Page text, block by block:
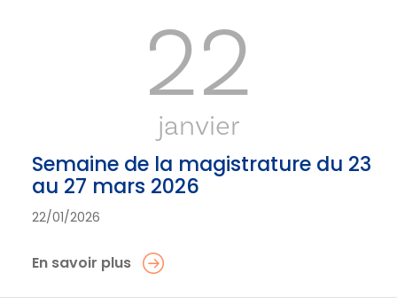
22
janvier
Semaine de la magistrature du 23
au 27 mars 2026
22/01/2026
En savoir plus